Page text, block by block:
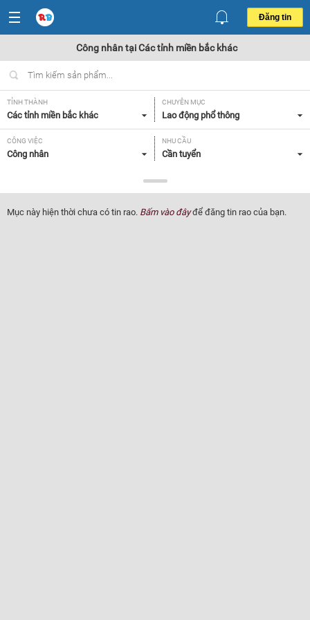
Đăng tin
Công nhân tại Các tỉnh miền bắc khác
TỈNH THÀNH
Các tỉnh miền bắc khác
CHUYÊN MỤC
Lao động phổ thông
CÔNG VIỆC
Công nhân
NHU CẦU
Cần tuyển
Toàn thời gian
Mục này hiện thời chưa có tin rao. Bấm vào đâyđể đăng tin rao của bạn.